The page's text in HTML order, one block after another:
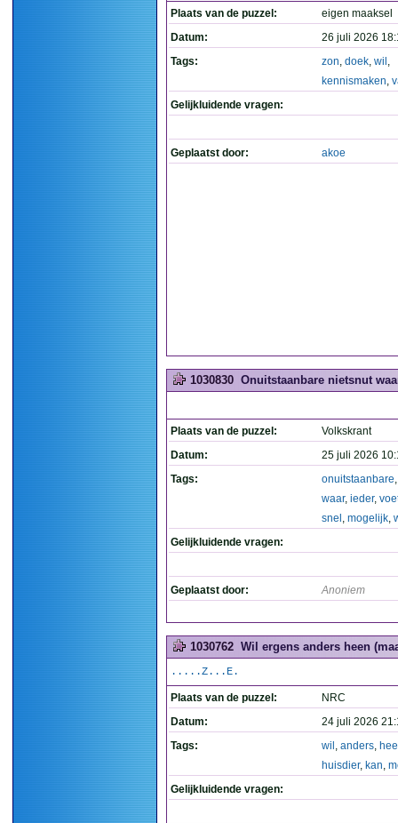
Plaats van de puzzel:
eigen maaksel
Datum:
26 juli 2026
Tags:
zon, doek, wil ,
kennismaken,
Gelijkluidende vragen:
Geplaatst door: akoe
1030830 Onuitstaanbare nietsnut
Plaats van de puzzel:
Volkskrant
Datum:
25 juli 2026
Tags:
onuitstaanbare
waar, ieder,
snel , mogelijk,
Gelijkluidende vragen:
Geplaatst door: Anoniem
1030762 Wil ergens anders heen
.....Z...E.
Plaats van de puzzel:
NRC
Datum:
24 juli 2026
Tags:
wil , anders,
huisdier, kan,
Gelijkluidende vragen: